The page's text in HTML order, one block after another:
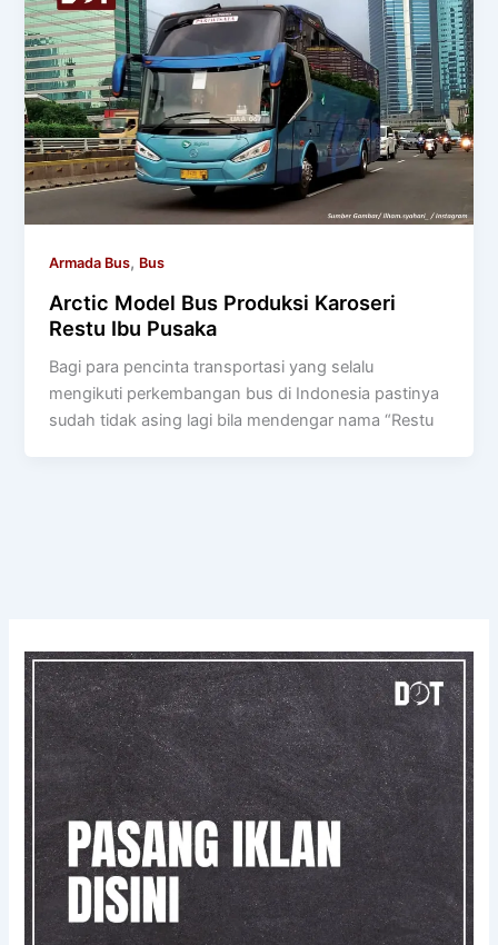
Armada Bus, Bus
Arctic Model Bus Produksi Karoseri
Restu Ibu Pusaka
Bagi para pencinta transportasi yang selalu
mengikuti perkembangan bus di Indonesia pastinya
sudah tidak asing lagi bila mendengar nama “Restu